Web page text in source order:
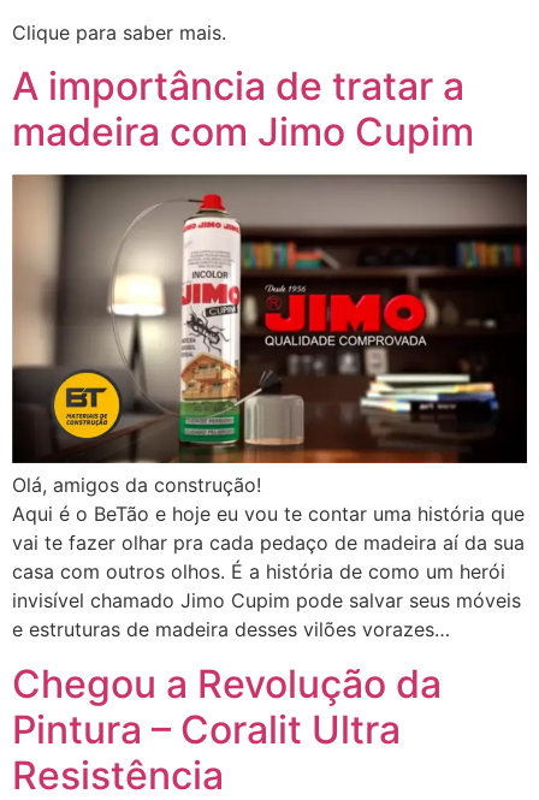
Clique para saber mais.
A importância de tratar a
madeira com Jimo Cupim
Olá, amigos da construção!
Aqui é o BeTão e hoje eu vou te contar uma história que
vai te fazer olhar pra cada pedaço de madeira aí da sua
casa com outros olhos. É a história de como um herói
invisível chamado Jimo Cupim pode salvar seus móveis
e estruturas de madeira desses vilões vorazes…
Chegou a Revolução da
Pintura – Coralit Ultra
Resistência